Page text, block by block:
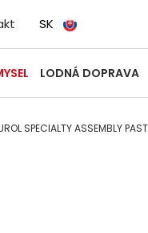
SK
LODNÁ DOPRAVA
SPECIALTY ASSEMBLY